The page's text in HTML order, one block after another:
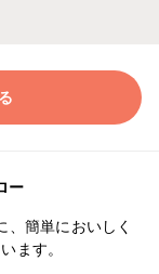
ー
、簡単においしく
ます。